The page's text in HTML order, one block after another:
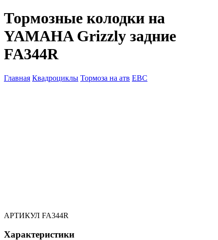
Тормозные колодки на
YAMAHA Grizzly задние
FA344R
Главная Квадроциклы Тормоза на атв EBC
АРТИКУЛ FA344R
Характеристики